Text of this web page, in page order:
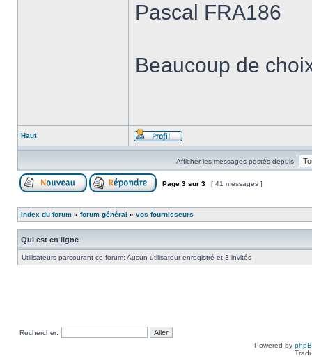
Pascal FRA186
Beaucoup de
Haut
Afficher les messages postés depuis:
Page 3 sur 3 [ 41 messages ]
Index du forum » forum général » vos fournisseurs
Qui est en ligne
Utilisateurs parcourant ce forum: Aucun utilisateur enregistré et 3 invités
Rechercher:
Powered by